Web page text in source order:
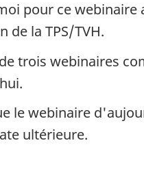
pour ce
de la TPS/TVH.
trois webinaires
le webinaire
ultérieure.